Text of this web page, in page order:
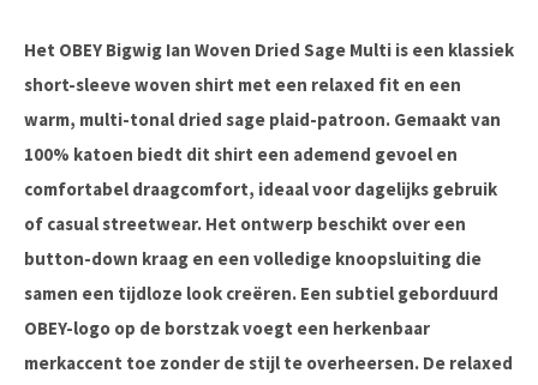
Het OBEY Bigwig Ian Woven Dried Sage Multi is een klassiek
short-sleeve woven shirt met een relaxed fit en een
warm, multi-tonal dried sage plaid-patroon. Gemaakt van
100% katoen biedt dit shirt een ademend gevoel en
comfortabel draagcomfort, ideaal voor dagelijks gebruik
of casual streetwear. Het ontwerp beschikt over een
button-down kraag en een volledige knoopsluiting die
samen een tijdloze look creëren. Een subtiel geborduurd
OBEY-logo op de borstzak voegt een herkenbaar
merkaccent toe zonder de stijl te overheersen. De relaxed